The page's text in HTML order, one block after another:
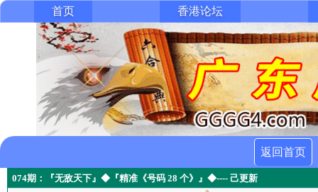
首页 香港论坛
返回首页
074期：『无敌天下』◆『精准《号码 28 个》』◆---- 己更新